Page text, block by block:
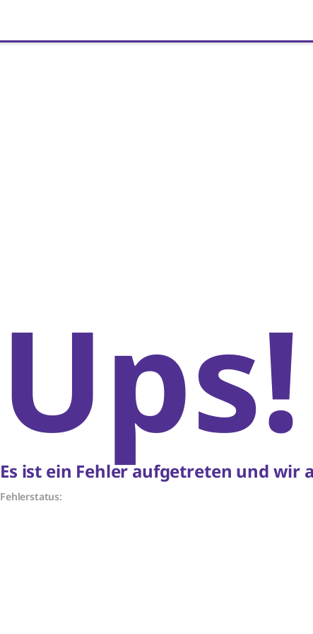
Ups!
Es ist ein Fehler aufgetreten und wir
Fehlerstatus: